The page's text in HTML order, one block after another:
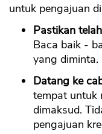
untuk pengajuan
Pastikan
Baca baik -
yang diminta.
Datang ke
tempat untuk
dimaksud.
pengajuan